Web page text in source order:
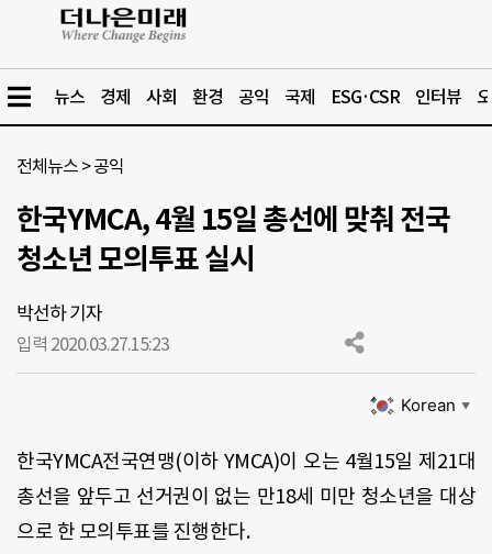
뉴스 경제 사회 환경 공익 국제 ESG·CSR 인터뷰
전체뉴스 >공익
한국YMCA, 4월 15일 총선에 맞춰 전국
청소년 모의투표 실시
박선하 기자
입력 2020.03.27.15:23
Korean ▼
한국YMCA전국연맹(이하YMCA)이 오는 4월15일 제 21대
총선을 앞두고 선거권이 없는 만18세 미만 청소년을 대상
으로 한 모의투표를 진행한다.